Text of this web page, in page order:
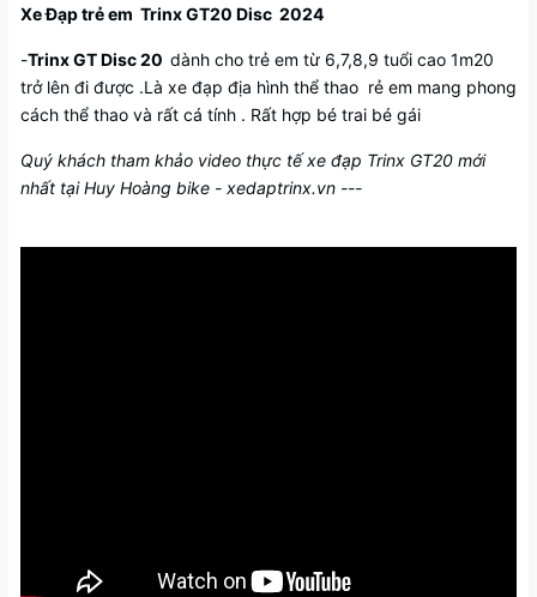
Xe Đạp trẻ em Trinx GT20 Disc 2024
-Trinx GT Disc 20 dành cho trẻ em từ 6,7,8,9 tuổi cao 1m20
trở lên đi được .Là xe đạp địa hình thể thao rẻ em mang phong
cách thể thao và rất cá tính . Rất hợp bé trai bé gái
Quý khách tham khảo video thực tế xe đạp Trinx GT20 mới
nhất tại Huy Hoàng bike - xedaptrinx.vn ---